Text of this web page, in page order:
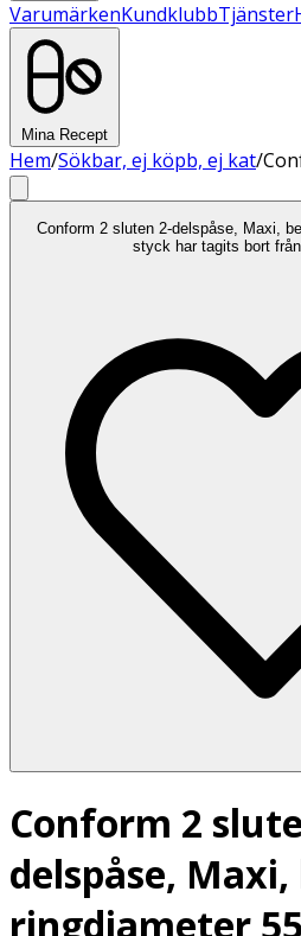
VarumärkenKundklubbTjänster
Mina Recept
Hem/Sökbar, ej köpb, ej kat/
Conform 2 sluten 2-delspåse, Maxi,
styck har tagits bort
Conform 2
delspåse, Maxi,
ringdiameter